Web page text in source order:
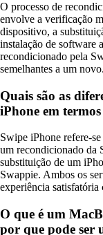
O processo de
envolve a verificação
dispositivo, a
instalação de software
recondicionado pela
semelhantes a um novo.
Quais são as
iPhone em
Swipe iPhone refere-
um recondicionado da
substituição de um
Swappie. Ambos os
experiência
O que é um
por que pode ser